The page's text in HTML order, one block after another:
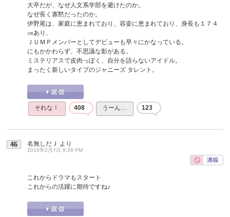
大卒だが、なぜ人文系学部を避けたのか。
なぜ長く寡黙だったのか。
伊野尾は、家庭に恵まれており、容姿に恵まれており、身長も１７４
㎝あり、
ＪＵＭＰメンバーとしてデビューも早々にかなっている。
にもかかわらず、不思議な影がある。
ミステリアスで皮肉っぽく、自分を語らないアイドル。
まったく新しいタイプのジャニーズ タレント。
それな！ 408 うーん… 123
46 名無しだＪ より
2016年2月7日 8:28 PM
これからドラマもスタート
これからの活躍に期待ですね♪